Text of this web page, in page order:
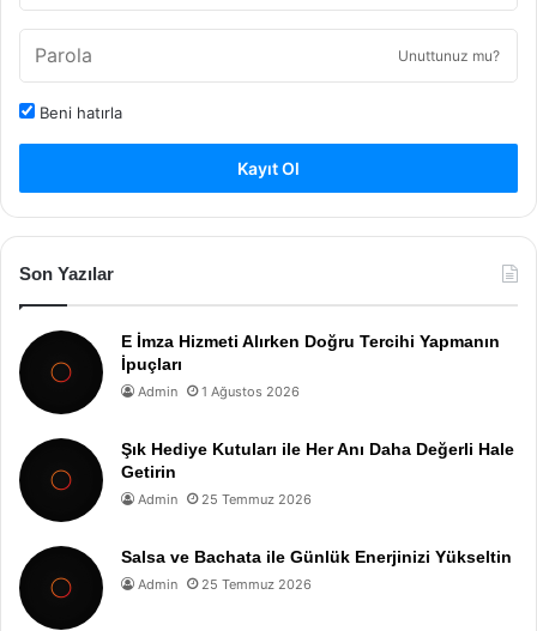
Unuttunuz mu?
Beni hatırla
Kayıt Ol
Son Yazılar
E İmza Hizmeti Alırken Doğru Tercihi Yapmanın
İpuçları
Admin 1 Ağustos 2026
Şık Hediye Kutuları ile Her Anı Daha Değerli Hale
Getirin
Admin 25 Temmuz 2026
Salsa ve Bachata ile Günlük Enerjinizi Yükseltin
Admin 25 Temmuz 2026